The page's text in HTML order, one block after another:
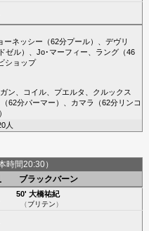
ーネッシー （62分プール）、 デヴリ
ゼル）、 Jo･マーフィー ラング（46
ショップ
ン コイル、 プエルタ クルックス
（62分パーマー ）、 カマラ （62分リンコ
人
時間20:30）
ブラックバーン
50' 大橋祐紀
（ブリテン）